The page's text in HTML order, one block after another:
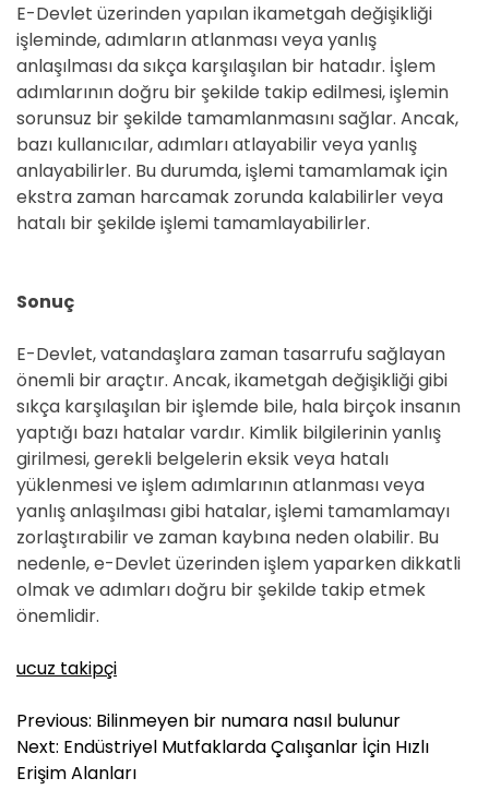
E-Devlet üzerinden yapılan ikametgah değişikliği
işleminde, adımların atlanması veya yanlış
anlaşılması da sıkça karşılaşılan bir hatadır. İşlem
adımlarının doğru bir şekilde takip edilmesi, işlemin
sorunsuz bir şekilde tamamlanmasını sağlar. Ancak,
bazı kullanıcılar, adımları atlayabilir veya yanlış
anlayabilirler. Bu durumda, işlemi tamamlamak için
ekstra zaman harcamak zorunda kalabilirler veya
hatalı bir şekilde işlemi tamamlayabilirler.
Sonuç
E-Devlet, vatandaşlara zaman tasarrufu sağlayan
önemli bir araçtır. Ancak, ikametgah değişikliği gibi
sıkça karşılaşılan bir işlemde bile, hala birçok insanın
yaptığı bazı hatalar vardır. Kimlik bilgilerinin yanlış
girilmesi, gerekli belgelerin eksik veya hatalı
yüklenmesi ve işlem adımlarının atlanması veya
yanlış anlaşılması gibi hatalar, işlemi tamamlamayı
zorlaştırabilir ve zaman kaybına neden olabilir. Bu
nedenle, e-Devlet üzerinden işlem yaparken dikkatli
olmak ve adımları doğru bir şekilde takip etmek
önemlidir.
ucuz takipçi
Y
a
z
Previous: Bilinmeyen bir numara nasıl bulunur
Next: Endüstriyel Mutfaklarda Çalışanlar İçin Hızlı
Erişim Alanları